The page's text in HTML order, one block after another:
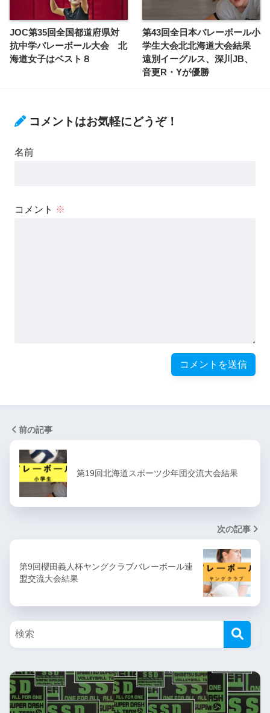
JOC第35回全国都道府県対
抗中学バレーボール大会 北
海道女子はベスト８
第43回全日本バレーボール小
学生大会北北海道大会結果
遠別イーグルス、深川JB、
音更R・Yが優勝
コメントはお気軽にどうぞ！
名前
コメント ※
前の記事
第19回北海道スポーツ少年団交流大会結果
次の記事
第9回櫻田義人杯ヤングクラブバレーボール連
盟交流大会結果